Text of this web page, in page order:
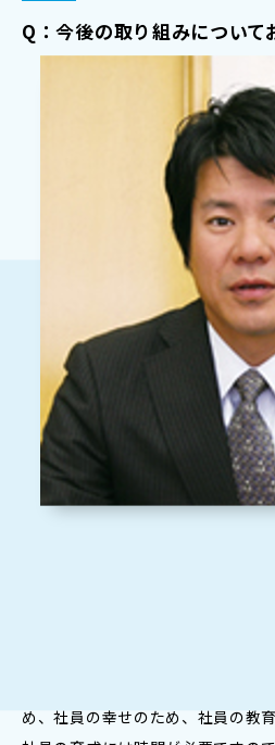
Q：今後の取り組みについて
安田立明氏：“すべてはお客様の
ありません。飽くなき追求が必要
切なものは “人” だと考えていま
社員です。社員が日頃からお客様
が、今の安田金属です。そして、
め、社員の幸せのため、社員の教